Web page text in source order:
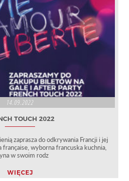
14.09.2022
TOUCH 2022
zaprasza do odkrywania Francji i jej
française, wyborna francuska kuchnia,
w swoim rodz
WIĘCEJ